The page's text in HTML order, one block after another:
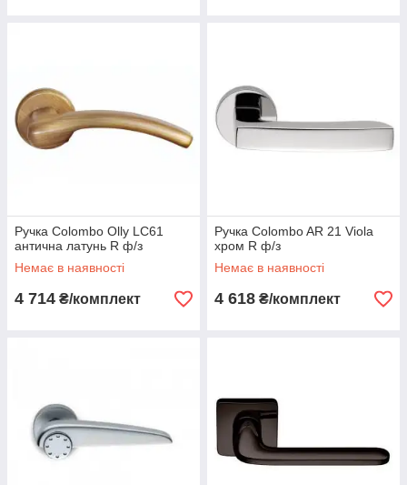
Ручка Colombo Olly LC61
антична латунь R ф/з
Немає в наявності
4 714 ₴/комплект
Ручка Colombo AR 21 Viola
хром R ф/з
Немає в наявності
4 618 ₴/комплект